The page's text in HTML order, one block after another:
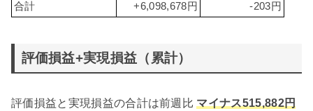
合計 +6,098,678円 -203円
評価損益+実現損益（累計）
評価損益と実現損益の合計は前週比 マイナス515,882円